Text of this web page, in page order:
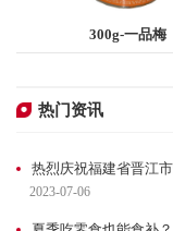
查看更多
300g-一品梅
热门资讯
热烈庆祝福建省晋江
2023-07-06